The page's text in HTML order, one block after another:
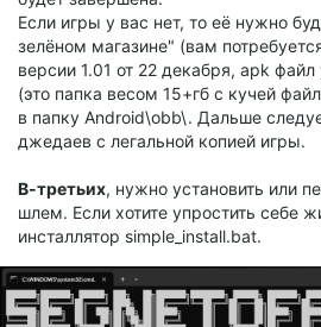
Если игры у вас нет, то её нужно
зелёном магазине" (вам
версии 1.01 от 22 декабря, apk
(это папка весом 15+гб с кучей
в папку Android\obb\. Дальше
джедаев с легальной копией игры.
В-третьих, нужно установить или
шлем. Если хотите упростить себе
инсталлятор simple_install.bat.